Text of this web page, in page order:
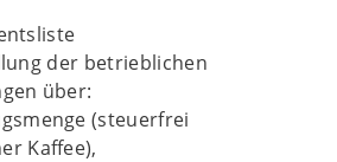
der betrieblichen
über:
(steuerfrei
Kaffee),